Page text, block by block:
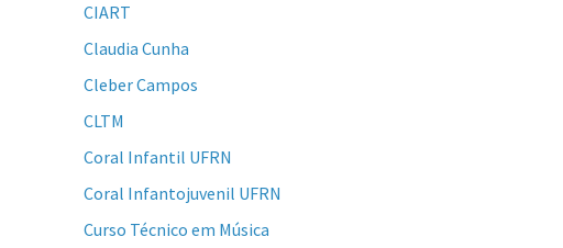
CIART
Claudia Cunha
Cleber Campos
CLTM
Coral Infantil UFRN
Coral Infantojuvenil UFRN
Curso Técnico em Música